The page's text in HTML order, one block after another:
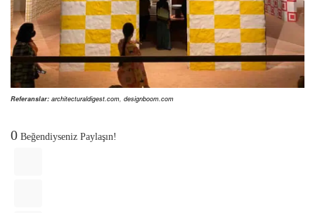
Referanslar: architecturaldigest.com, designboom.com
0 Beğendiyseniz Paylaşın!